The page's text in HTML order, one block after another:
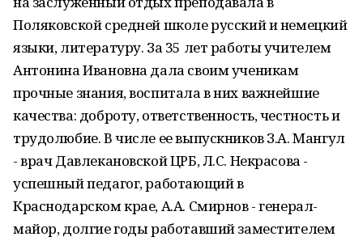
Поляковской средней школе русский и немецкий
языки, литературу. За 35 лет работы учителем
Антонина Ивановна дала своим ученикам
прочные знания, воспитала в них важнейшие
качества: доброту, ответственность, честность и
трудолюбие. В числе ее выпускников З.А. Мангул
- врач Давлекановской ЦРБ, Л.С. Некрасова -
успешный педагог, работающий в
Краснодарском крае, А.А. Смирнов - генерал-
майор, долгие годы работавший заместителем